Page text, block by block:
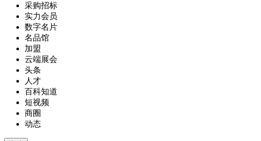
采购招标
实力会员
数字名片
名品馆
加盟
云端展会
头条
人才
百科知道
短视频
商圈
动态